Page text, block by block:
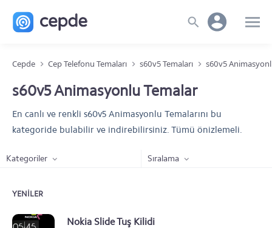
Cepde Cep Telefonu Temaları s60v5 Temaları s60v5
s60v5 Animasyonlu Temalar
En canlı ve renkli s60v5 Animasyonlu Temalarını bu
kategoride bulabilir ve indirebilirsiniz. Tümü önizlemeli.
Kategoriler Sıralama
YENILER
Nokia Slide Tuş Kilidi